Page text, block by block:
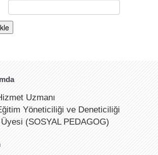
Uzmanı
Yöneticiliği ve Deneticiliği
(SOSYAL PEDAGOG)